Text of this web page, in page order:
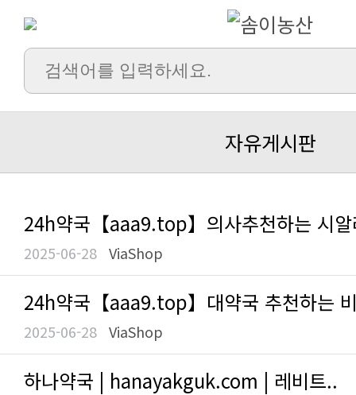
자유게시판
24h약국【aaa9.tоp】의사추천하는 시
2025-06-28 ViaShop
24h약국【aaa9.tоp】대약국 추천하는
2025-06-28 ViaShop
하나약국 | hanayakguk.com | 레비트..